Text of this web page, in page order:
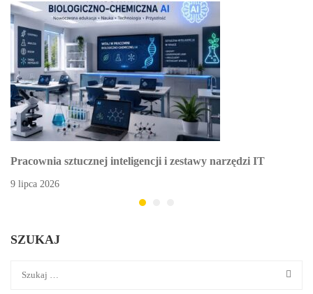
Pracownia sztucznej inteligencji i zestawy narzędzi IT
9 lipca 2026
SZUKAJ